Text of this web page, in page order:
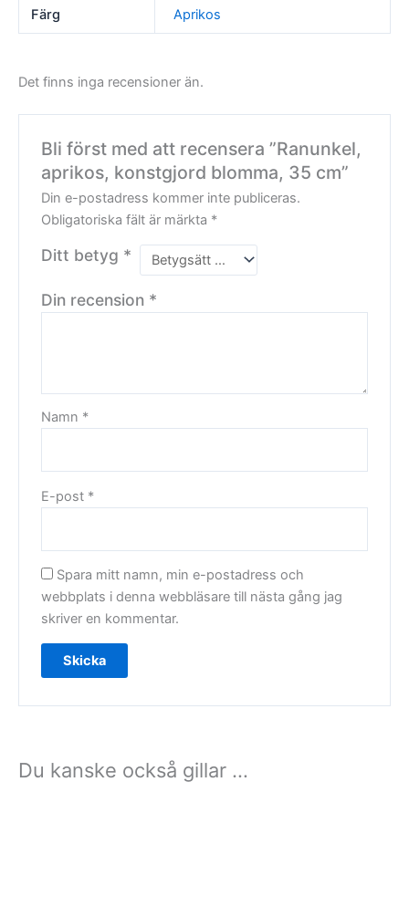
Färg Aprikos
Det finns inga recensioner än.
Bli först med att recensera ”Ranunkel,
aprikos, konstgjord blomma, 35 cm”
Din e-postadress kommer inte publiceras.
Obligatoriska fält är märkta *
Ditt betyg *
Din recension *
Namn *
E-post *
Spara mitt namn, min e-postadress och
webbplats i denna webbläsare till nästa gång jag
skriver en kommentar.
Du kanske också gillar …